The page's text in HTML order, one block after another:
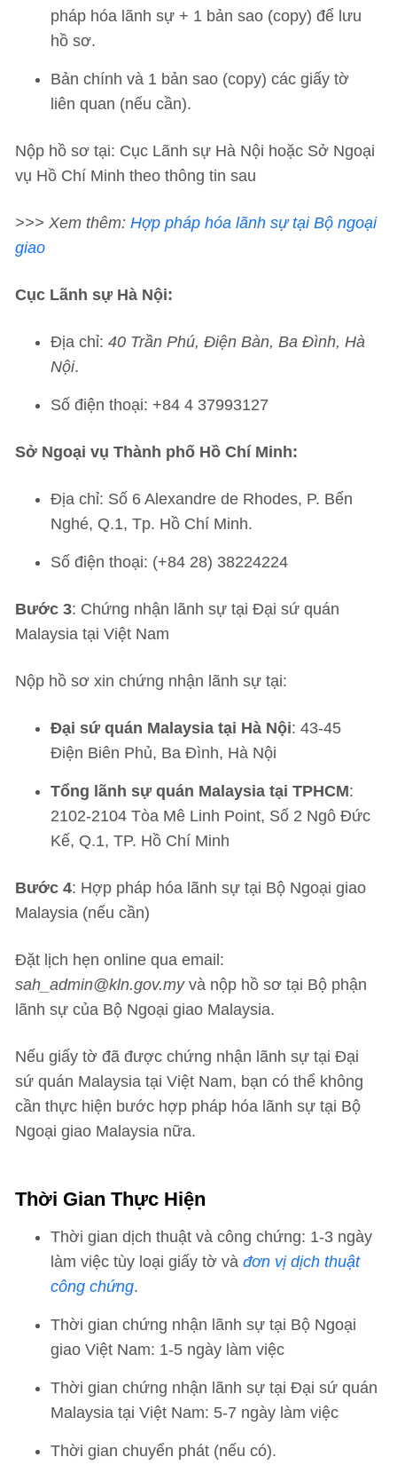
pháp hóa lãnh sự + 1 bản sao (copy) để lưu
hồ sơ.
Bản chính và 1 bản sao (copy) các giấy tờ
liên quan (nếu cần).
Nộp hồ sơ tại: Cục Lãnh sự Hà Nội hoặc Sở Ngoại
vụ Hồ Chí Minh theo thông tin sau
>>> Xem thêm: Hợp pháp hóa lãnh sự tại Bộ ngoại
giao
Cục Lãnh sự Hà Nội:
Địa chỉ: 40 Trần Phú, Điện Bàn, Ba Đình, Hà
Nội.
Số điện thoại: +84 4 37993127
Sở Ngoại vụ Thành phố Hồ Chí Minh:
Địa chỉ: Số 6 Alexandre de Rhodes, P. Bến
Nghé, Q.1, Tp. Hồ Chí Minh.
Số điện thoại: (+84 28) 38224224
Bước 3: Chứng nhận lãnh sự tại Đại sứ quán
Malaysia tại Việt Nam
Nộp hồ sơ xin chứng nhận lãnh sự tại:
Đại sứ quán Malaysia tại Hà Nội: 43-45
Điện Biên Phủ, Ba Đình, Hà Nội
Tổng lãnh sự quán Malaysia tại TPHCM:
2102-2104 Tòa Mê Linh Point, Số 2 Ngô Đức
Kế, Q.1, TP. Hồ Chí Minh
Bước 4: Hợp pháp hóa lãnh sự tại Bộ Ngoại giao
Malaysia (nếu cần)
Đặt lịch hẹn online qua email:
sah_admin@kln.gov.myvà nộp hồ sơ tại Bộ phận
lãnh sự của Bộ Ngoại giao Malaysia.
Nếu giấy tờ đã được chứng nhận lãnh sự tại Đại
sứ quán Malaysia tại Việt Nam, bạn có thể không
cần thực hiện bước hợp pháp hóa lãnh sự tại Bộ
Ngoại giao Malaysia nữa.
Thời Gian Thực Hiện
Thời gian dịch thuật và công chứng: 1-3 ngày
làm việc tùy loại giấy tờ và đơn vị dịch thuật
công chứng.
Thời gian chứng nhận lãnh sự tại Bộ Ngoại
giao Việt Nam: 1-5 ngày làm việc
Thời gian chứng nhận lãnh sự tại Đại sứ quán
Malaysia tại Việt Nam: 5-7 ngày làm việc
Thời gian chuyển phát (nếu có).